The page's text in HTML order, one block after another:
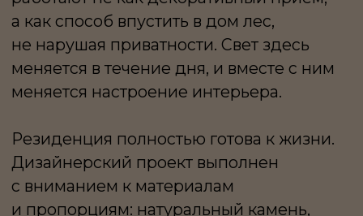
оставаться актуальным вне времени
и при этом легко принимать личные
акценты будущих владельцев.
Планировка логична и выверена.
Цокольный этаж отдан под
прачечная, гардеробные, кладовые
и полноценный блок для персонала. Всё,
что обеспечивает комфорт, остаётся вне
основного пространства жизни.
На первом этаже расположены